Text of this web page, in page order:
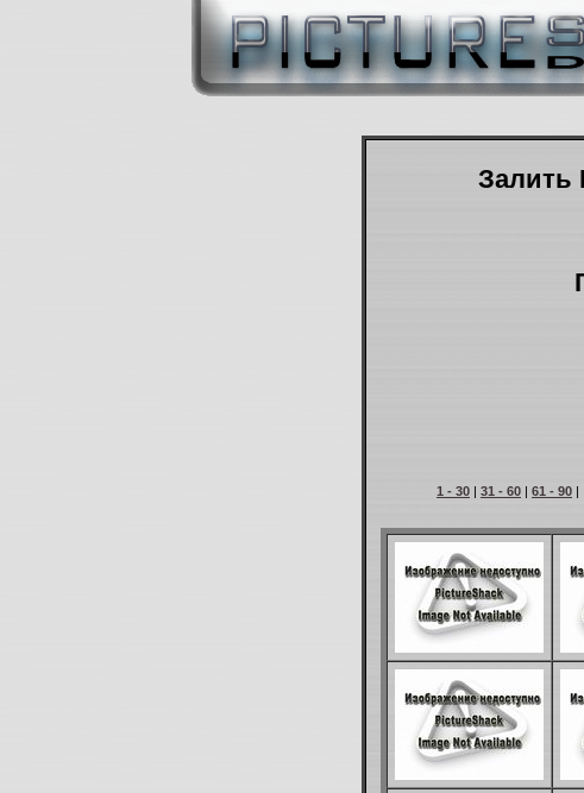
Залить
1 - 30 | 31 - 60 | 61 - 90 |